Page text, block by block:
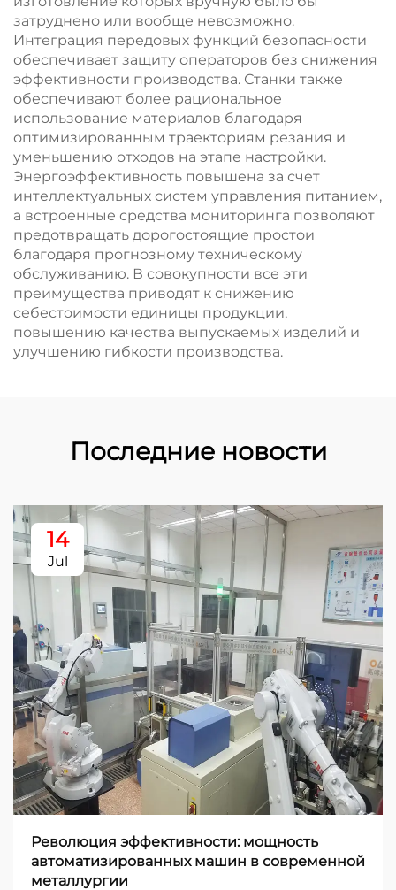
затруднено или вообще невозможно.
Интеграция передовых функций безопасности
обеспечивает защиту операторов без снижения
эффективности производства. Станки также
обеспечивают более рациональное
использование материалов благодаря
оптимизированным траекториям резания и
уменьшению отходов на этапе настройки.
Энергоэффективность повышена за счет
интеллектуальных систем управления питанием,
а встроенные средства мониторинга позволяют
предотвращать дорогостоящие простои
благодаря прогнозному техническому
обслуживанию. В совокупности все эти
преимущества приводят к снижению
себестоимости единицы продукции,
повышению качества выпускаемых изделий и
улучшению гибкости производства.
Последние новости
14
Jul
Революция эффективности: мощность
автоматизированных машин в современной
металлургии